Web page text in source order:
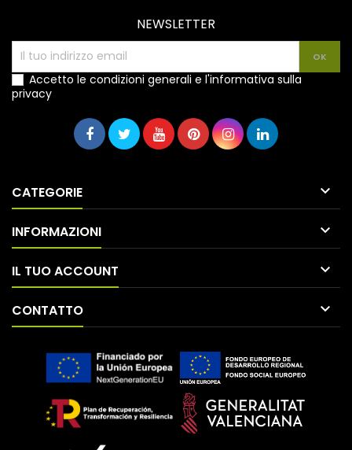
NEWSLETTER
Accetto le condizioni generali e l'informativa sulla
privacy
CATEGORIE 
INFORMAZIONI 
IL TUO ACCOUNT 
CONTATTO 